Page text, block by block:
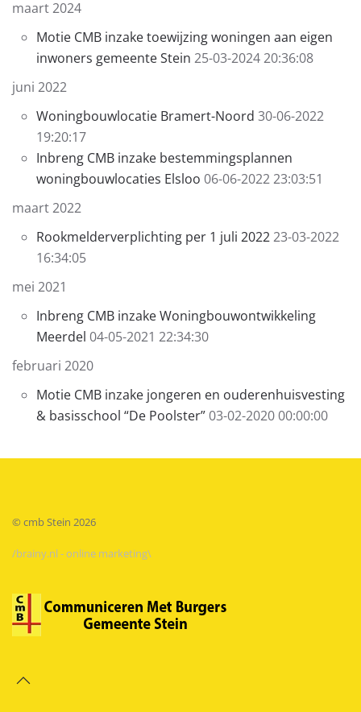
maart 2024
Motie CMB inzake toewijzing woningen aan eigen
inwoners gemeente Stein 25-03-2024 20:36:08
juni 2022
Woningbouwlocatie Bramert-Noord 30-06-2022
19:20:17
Inbreng CMB inzake bestemmingsplannen
woningbouwlocaties Elsloo 06-06-2022 23:03:51
maart 2022
Rookmelderverplichting per 1 juli 202223-03-2022
16:34:05
mei 2021
Inbreng CMB inzake Woningbouwontwikkeling
Meerdel 04-05-2021 22:34:30
februari 2020
Motie CMB inzake jongeren en ouderenhuisvesting
& basisschool “De Poolster”03-02-2020 00:00:00
© cmb Stein 2026
/brainy.nl - online marketing\